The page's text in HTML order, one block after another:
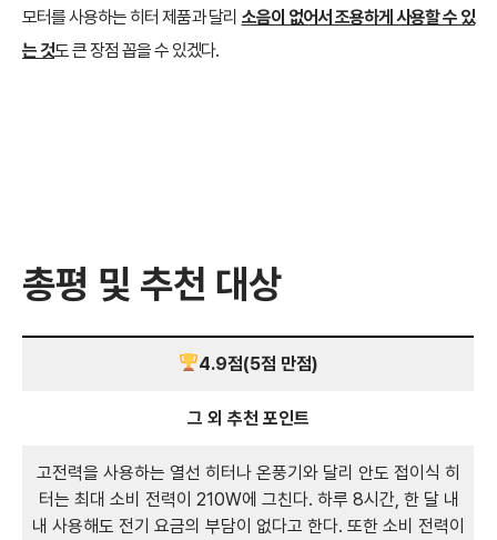
모터를 사용하는 히터 제품과 달리 소음이 없어서 조용하게 사용할 수 있
는 것도 큰 장점 꼽을 수 있겠다.
총평 및 추천 대상
4.9점(5점 만점)
그 외 추천 포인트
고전력을 사용하는 열선 히터나 온풍기와 달리 안도 접이식 히
터는 최대 소비 전력이 210W에 그친다. 하루 8시간, 한 달 내
내 사용해도 전기 요금의 부담이 없다고 한다. 또한 소비 전력이